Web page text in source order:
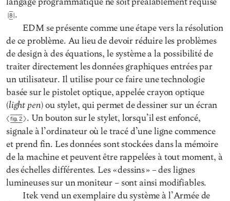
8 .
EDM se présente comme une étape vers la résolution
de ce problème. Au lieu de devoir réduire les problèmes
de design à des équations, le système a la possibilité de
traiter directement les données graphiques entrées par
un utilisateur. Il utilise pour ce faire une technologie
basée sur le pistolet optique, appelée crayon optique
(light pen) ou stylet, qui permet de dessiner sur un écran
Fig. 2
. Un bouton sur le stylet, lorsqu’il est enfoncé,
signale à l’ordinateur où le tracé d’une ligne commence
et prend fin. Les données sont stockées dans la mémoire
de la machine et peuvent être rappelées à tout moment, à
des échelles différentes. Les « dessins » – des lignes
lumineuses sur un moniteur – sont ainsi modifiables.
Itek vend un exemplaire du système à l’Armée de